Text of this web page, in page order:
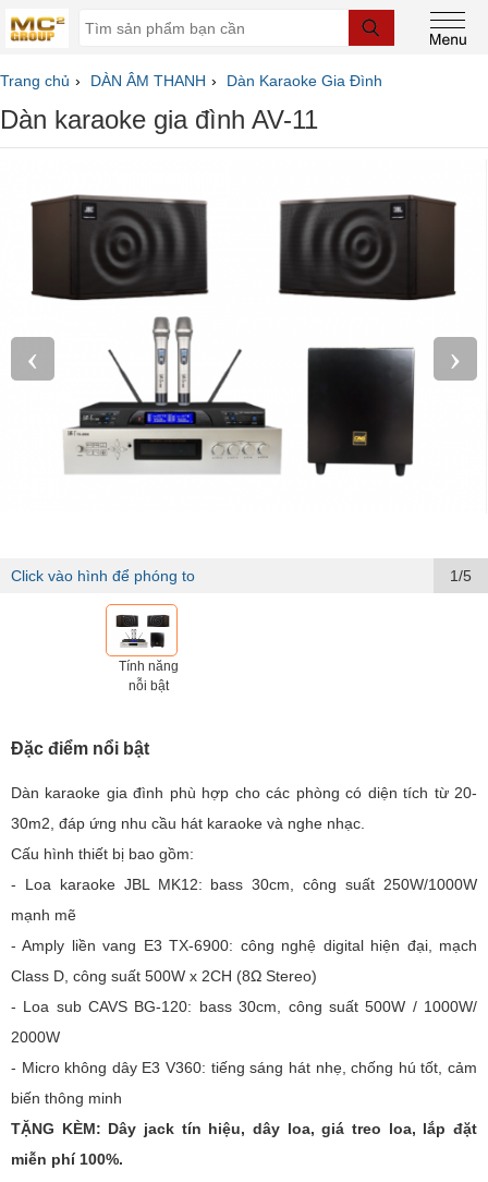
Trang chủ DÀN ÂM THANH Dàn Karaoke Gia Đình
Dàn karaoke gia đình AV-11
‹ ›
Click vào hình để phóng to 1/5
Tính năng
nỗi bật
Đặc điểm nổi bật
Dàn karaoke gia đình phù hợp cho các phòng có diện tích từ 20-
30m2, đáp ứng nhu cầu hát karaoke và nghe nhạc.
Cấu hình thiết bị bao gồm:
- Loa karaoke JBL MK12: bass 30cm, công suất 250W/1000W
mạnh mẽ
- Amply liền vang E3 TX-6900: công nghệ digital hiện đại, mạch
Class D, công suất 500W x 2CH (8Ω Stereo)
- Loa sub CAVS BG-120: bass 30cm, công suất 500W / 1000W/
2000W
- Micro không dây E3 V360: tiếng sáng hát nhẹ, chống hú tốt, cảm
biến thông minh
TẶNG KÈM: Dây jack tín hiệu, dây loa, giá treo loa, lắp đặt
miễn phí 100%.